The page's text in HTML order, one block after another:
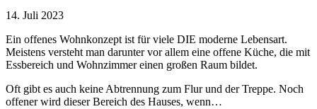
14. Juli 2023
Ein offenes Wohnkonzept ist für viele DIE moderne Lebensart.
Meistens versteht man darunter vor allem eine offene Küche, die mit
Essbereich und Wohnzimmer einen großen Raum bildet.
Oft gibt es auch keine Abtrennung zum Flur und der Treppe. Noch
offener wird dieser Bereich des Hauses, wenn…